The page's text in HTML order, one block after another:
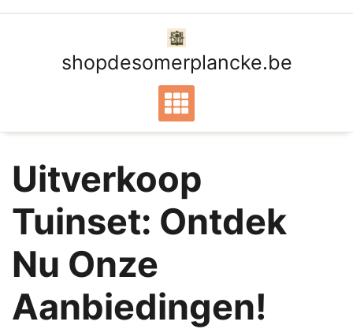
shopdesomerplancke.be
Uitverkoop
Tuinset: Ontdek
Nu Onze
Aanbiedingen!